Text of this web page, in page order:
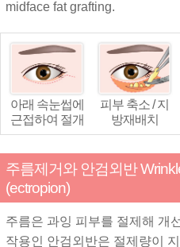
midface fat grafting.
아래 속눈썹에
근접하여 절개
피부 축소 / 지
방재배치
주름제거와 안검외반
(ectropion)
주름은 과잉 피부를 절제해 개
작용인 안검외반은 절제량이